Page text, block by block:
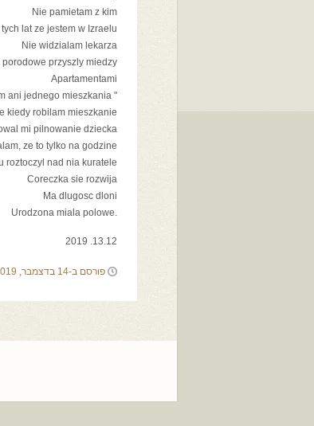
Nie pamietam z kim
lat ze jestem w Izraelu
Nie widzialam lekarza
porodowe przyszly miedzy
Apartamentami
" Nawet nie stracilam ani jednego mieszkania"
kiedy robilam mieszkanie
mi pilnowanie dziecka
ze to tylko na godzine
roztoczyl nad nia kuratele
Coreczka sie rozwija
Ma dlugosc dloni
.Urodzona miala polowe
13.12. 2019
פורסם ב-14 בדצמבר, 2019